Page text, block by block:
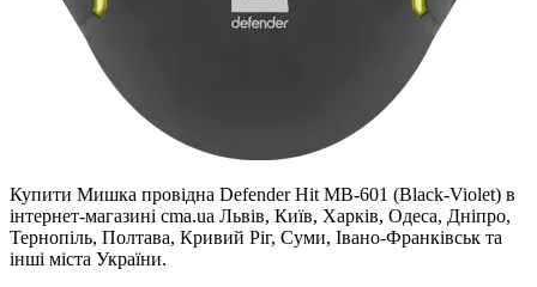
Купити Мишка провідна Defender Hit MB-601 (Black-Violet) в
інтернет-магазині cma.ua Львів, Київ, Харків, Одеса, Дніпро,
Тернопіль, Полтава, Кривий Ріг, Суми, Івано-Франківськ та
інші міста України.